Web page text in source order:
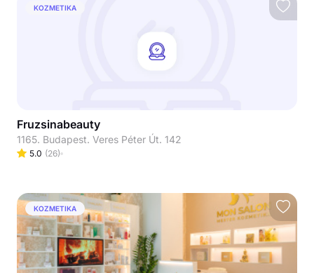
KOZMETIKA
Fruzsinabeauty
1165. Budapest. Veres Péter Út. 142
5.0 (26)
KOZMETIKA